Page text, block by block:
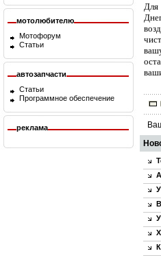
мотолюбителю
Мотофорум
Статьи
автозапчасти
Статьи
Программное обеспечение
реклама